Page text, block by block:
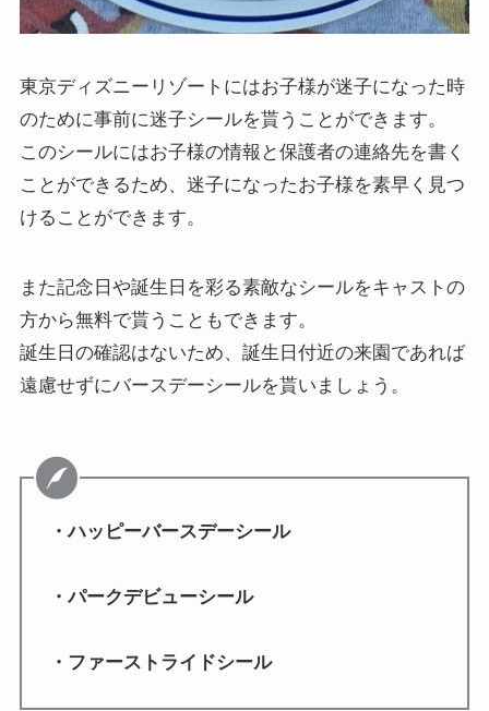
東京ディズニーリゾートにはお子様が迷子になった時
のために事前に迷子シールを貰うことができます。
このシールにはお子様の情報と保護者の連絡先を書く
ことができるため、迷子になったお子様を素早く見つ
けることができます。
また記念日や誕生日を彩る素敵なシールをキャストの
方から無料で貰うこともできます。
誕生日の確認はないため、誕生日付近の来園であれば
遠慮せずにバースデーシールを貰いましょう。
・ハッピーバースデーシール
・パークデビューシール
・ファーストライドシール